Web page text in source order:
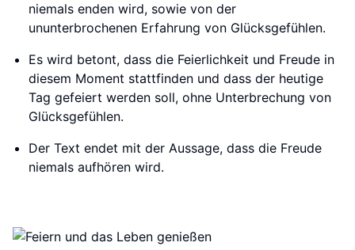
niemals enden wird, sowie von der
ununterbrochenen Erfahrung von Glücksgefühlen.
Es wird betont, dass die Feierlichkeit und Freude in
diesem Moment stattfinden und dass der heutige
Tag gefeiert werden soll, ohne Unterbrechung von
Glücksgefühlen.
Der Text endet mit der Aussage, dass die Freude
niemals aufhören wird.